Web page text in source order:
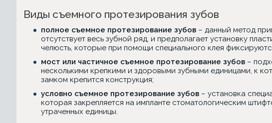
Виды съемного протезирования зубов
полное съемное протезирование зубов – данный метод
отсутствует весь зубной ряд, и предполагает установку
челюсть, которые при помощи специального клея
мост или частичное съемное протезирование зубов –
несколькими крепкими и здоровыми зубными единицами, к
замком крепится конструкция;
условно съемное протезирование зубов – установка
которая закрепляется на импланте стоматологическим
утраченных единицы.